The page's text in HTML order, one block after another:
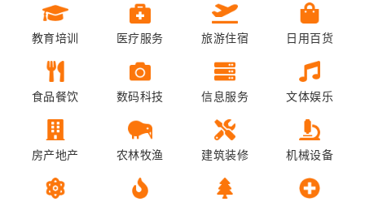
教育培训 医疗服务 旅游住宿 日用百货
食品餐饮 数码科技 信息服务 文体娱乐
房产地产 农林牧渔 建筑装修 机械设备